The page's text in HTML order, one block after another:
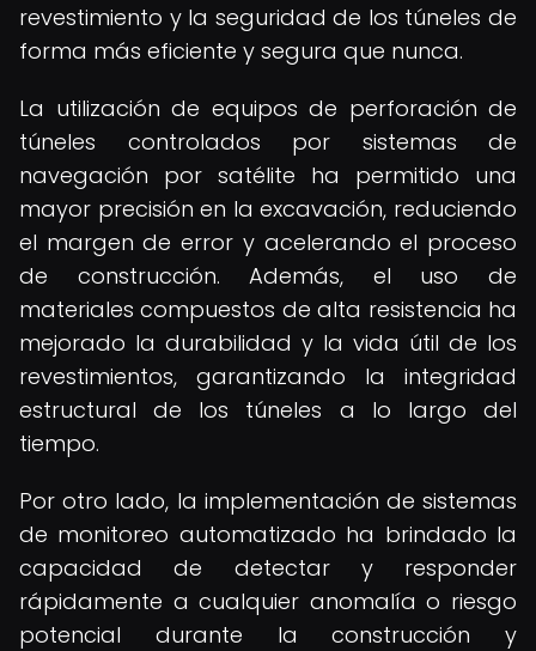
revestimiento y la seguridad de los túneles de
forma más eficiente y segura que nunca.
La utilización de equipos de perforación de
túneles controlados por sistemas de
navegación por satélite ha permitido una
mayor precisión en la excavación, reduciendo
el margen de error y acelerando el proceso
de construcción. Además, el uso de
materiales compuestos de alta resistencia ha
mejorado la durabilidad y la vida útil de los
revestimientos, garantizando la integridad
estructural de los túneles a lo largo del
tiempo.
Por otro lado, la implementación de sistemas
de monitoreo automatizado ha brindado la
capacidad de detectar y responder
rápidamente a cualquier anomalía o riesgo
potencial durante la construcción y